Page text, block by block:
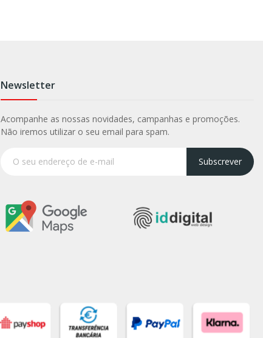
Newsletter
Acompanhe as nossas novidades, campanhas e promoções.
Não iremos utilizar o seu email para spam.
Subscrever